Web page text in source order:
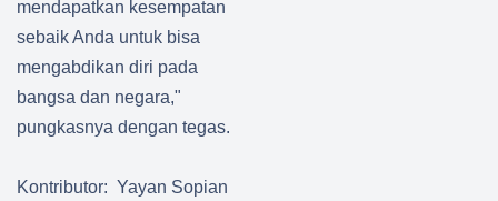
mendapatkan kesempatan
sebaik Anda untuk bisa
mengabdikan diri pada
bangsa dan negara,"
pungkasnya dengan tegas.
Kontributor: Yayan Sopian